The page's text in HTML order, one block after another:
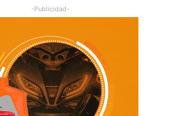
-Publicidad-